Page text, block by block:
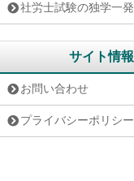
社労士試験の独学一
サイト情報
お問い合わせ
プライバシーポリシー